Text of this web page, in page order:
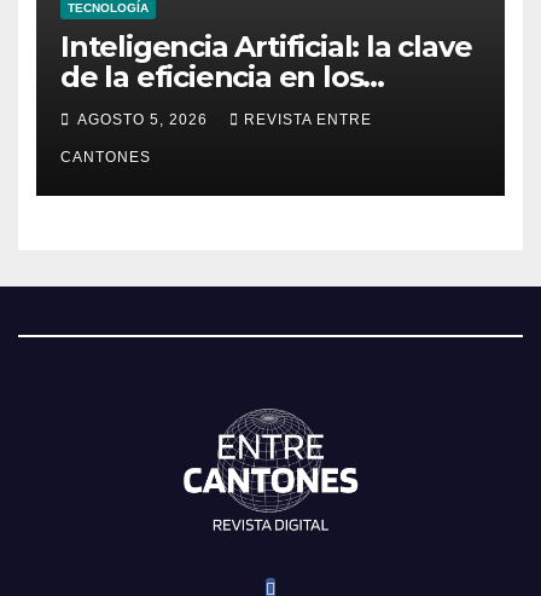
TECNOLOGÍA
Inteligencia Artificial: la clave
de la eficiencia en los
Centros de Operaciones de
Seguridad
AGOSTO 5, 2026 REVISTA ENTRE
CANTONES